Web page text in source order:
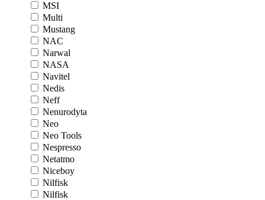
MSI
Multi
Mustang
NAC
Narwal
NASA
Navitel
Nedis
Neff
Nenurodyta
Neo
Neo Tools
Nespresso
Netatmo
Niceboy
Nilfisk
Nilfisk